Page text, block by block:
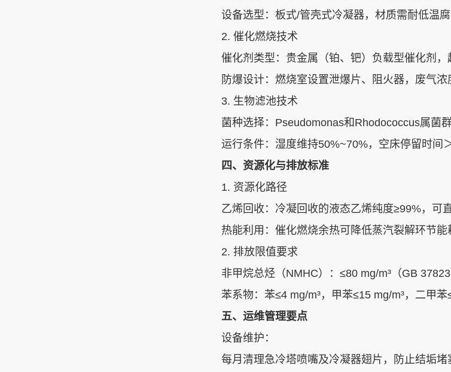
设备选型‌：板式/管壳式冷凝器，材质需耐低温腐
2. ‌催化燃烧技术‌
催化剂类型‌：贵金属（铂、钯）负载型催化剂
防爆设计‌：燃烧室设置泄爆片、阻火器，废气浓
3. ‌生物滤池技术‌
菌种选择‌：Pseudomonas和Rhodococcus属菌
运行条件‌：湿度维持50%~70%，空床停留时间
四、资源化与排放标准
1. ‌资源化路径‌
乙烯回收‌：冷凝回收的液态乙烯纯度≥99%，可
热能利用‌：催化燃烧余热可降低蒸汽裂解环节能
2. ‌排放限值要求‌
非甲烷总烃（NMHC）‌：≤80 mg/m³（GB
苯系物‌：苯≤4 mg/m³，甲苯≤15 mg/m³，二甲苯
五、运维管理要点
设备维护‌：
每月清理急冷塔喷嘴及冷凝器翅片，防止结垢堵